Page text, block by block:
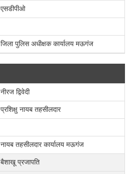
एसडीपीओ
जिला पुलिस अधीक्षक कार्यालय मऊगंज
नीरज द्विवेदी
प्रशिक्षु नायब तहसीलदार
नायब तहसीलदार कार्यालय मऊगंज
बैशाखू प्रजापति